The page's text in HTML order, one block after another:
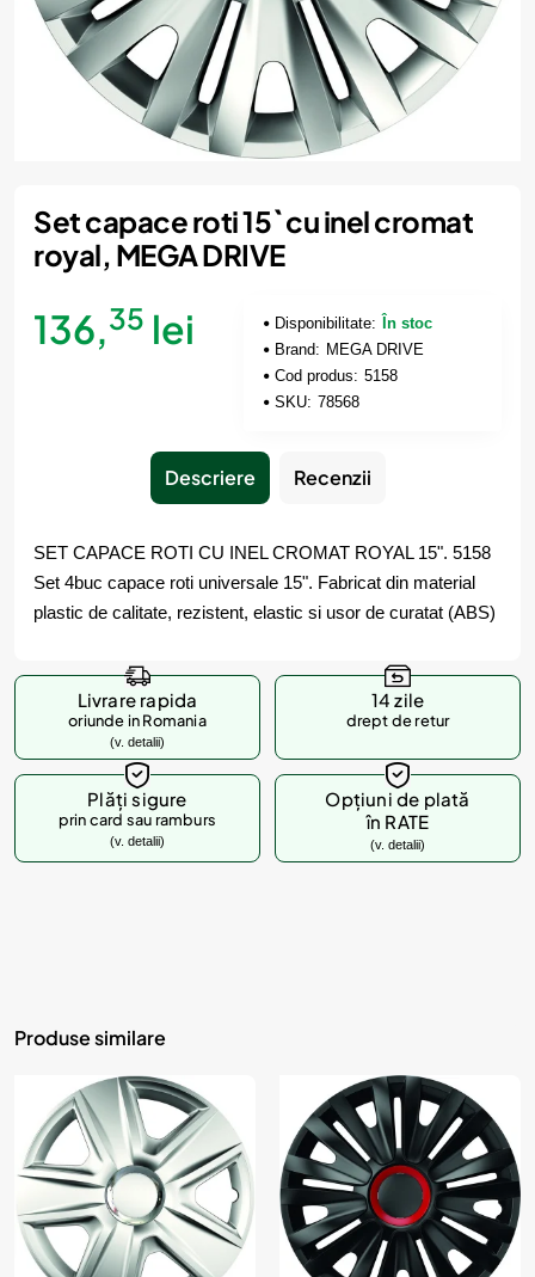
Set capace roti 15` cu inel cromat
royal, MEGA DRIVE
136,35 lei Disponibilitate:
În stoc
Brand: MEGA DRIVE
Cod produs: 5158
SKU: 78568
Descriere Recenzii
SET CAPACE ROTI CU INEL CROMAT ROYAL 15". 5158
Set 4buc capace roti universale 15". Fabricat din material
plastic de calitate, rezistent, elastic si usor de curatat (ABS)
Livrare rapida
oriunde in Romania
(v. detalii)
14 zile
drept de retur
Plăți sigure
prin card sau ramburs
(v. detalii)
Opțiuni de plată
în RATE
(v. detalii)
Produse similare